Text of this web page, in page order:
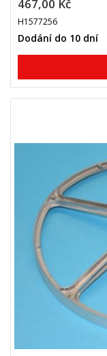
467,00 Kč
H1577256
Dodání do 10 dní